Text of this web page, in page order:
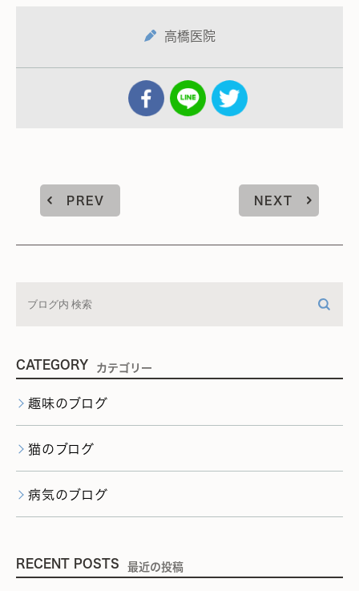
高橋医院
PREV NEXT
CATEGORY カテゴリー
趣味のブログ
猫のブログ
病気のブログ
RECENT POSTS 最近の投稿